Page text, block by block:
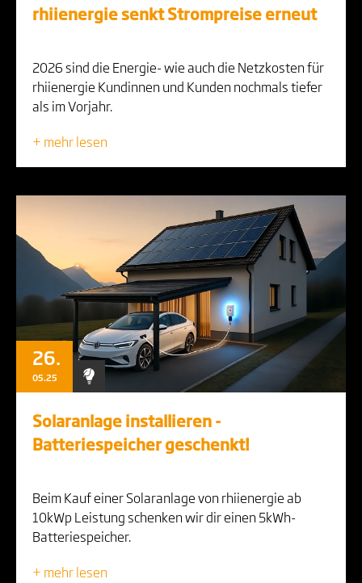
rhiienergie senkt Strompreise erneut
2026 sind die Energie- wie auch die Netzkosten für
rhiienergie Kundinnen und Kunden nochmals tiefer
als im Vorjahr.
+ mehr lesen
26.
05.25
Solaranlage installieren -
Batteriespeicher geschenkt!
Beim Kauf einer Solaranlage von rhiienergie ab
10kWp Leistung schenken wir dir einen 5kWh-
Batteriespeicher.
+ mehr lesen